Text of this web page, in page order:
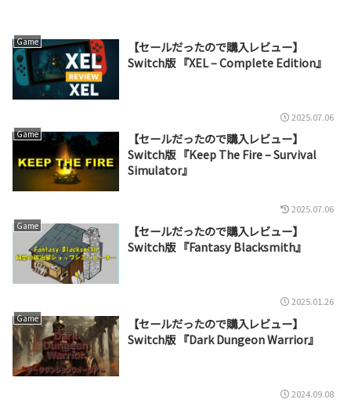
Game
【セールだったので購入レビュー】
Switch版 『XEL – Complete Edition』
2025.07.06
Game
【セールだったので購入レビュー】
Switch版 『Keep The Fire – Survival
Simulator』
2025.07.06
Game
【セールだったので購入レビュー】
Switch版 『Fantasy Blacksmith』
2025.01.26
Game
【セールだったので購入レビュー】
Switch版 『Dark Dungeon Warrior』
2024.09.08